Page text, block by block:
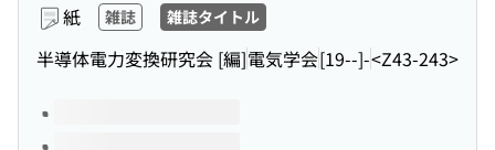
紙 雑誌 雑誌タイトル
半導体電力変換研究会 [編]電気学会[19--]-<Z43-243>
このタイトルの巻号